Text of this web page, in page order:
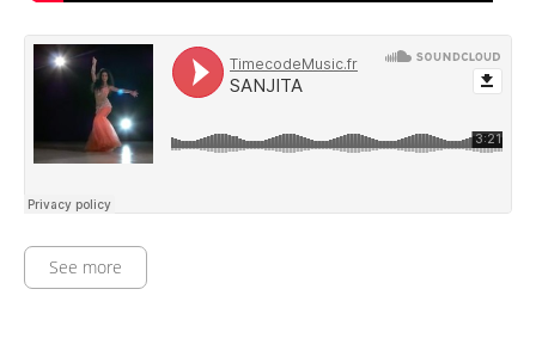
See more